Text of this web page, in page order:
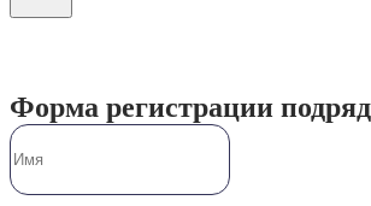
Форма регистрации